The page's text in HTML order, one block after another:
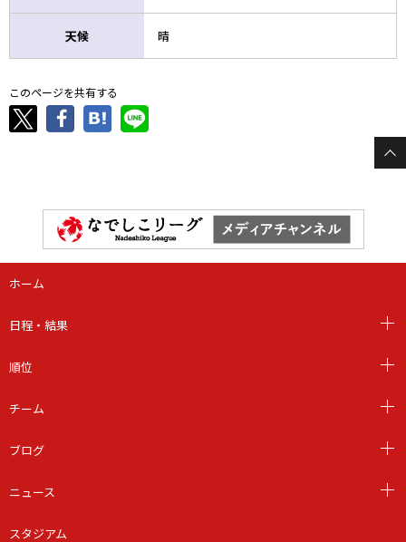
天候 晴
このページを共有する
ホーム
日程・結果
順位
チーム
ブログ
ニュース
スタジアム